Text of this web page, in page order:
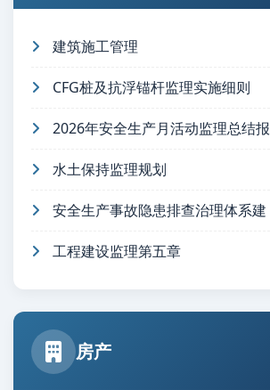
建筑施工管理
CFG桩及抗浮锚杆监理实施细则
2026年安全生产月活动监理总结报
水土保持监理规划
安全生产事故隐患排查治理体系建
工程建设监理第五章
房产